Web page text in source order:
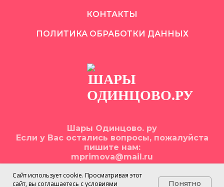
КОНТАКТЫ
ПОЛИТИКА ОБРАБОТКИ ДАННЫХ
Шары Одинцово. ру
Если у Вас остались вопросы, пожалуйста
пишите нам:
mprimova@mail.ru
Сайт использует cookie. Просматривая этот
сайт, вы соглашаетесь с условиями
Понятно